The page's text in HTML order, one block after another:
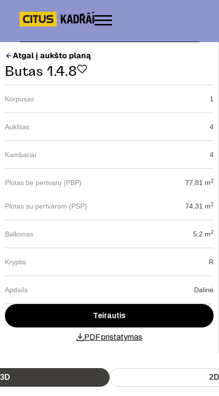
Atgal į aukšto planą
Butas 1.4.8
Korpusas 1
Aukštas 4
Kambariai 4
Plotas be pertvarų (PBP) 77,81 m2
Plotas su pertvarom (PSP) 74,31 m2
Balkonas 5,2 m2
Kryptis R
Apdaila Dalinė
Teirautis
PDF pristatymas
3D 2D